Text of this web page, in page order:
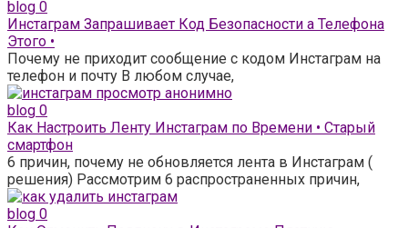
blog 0
Инстаграм Запрашивает Код Безопасности а Телефона
Этого •
Почему не приходит сообщение с кодом Инстаграм на
телефон и почту В любом случае,
blog 0
Как Настроить Ленту Инстаграм по Времени • Старый
смартфон
6 причин, почему не обновляется лента в Инстаграм (
решения) Рассмотрим 6 распространенных причин,
blog 0